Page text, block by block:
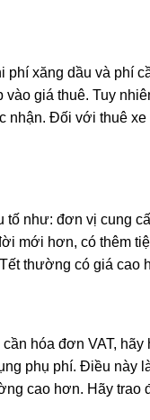
phí xăng dầu và phí
giá thuê. Tuy
nhận. Đối với thuê
tố như: đơn vị cung
mới hơn, có thêm
thường có giá cao
hóa đơn VAT, hãy
phụ phí. Điều này
cao hơn. Hãy trao